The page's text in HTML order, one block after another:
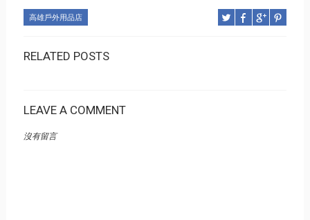
高雄戶外用品店
RELATED POSTS
LEAVE A COMMENT
沒有留言